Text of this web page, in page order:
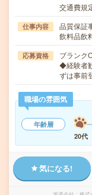
交通費規
仕事内容
品質保証
飲料品飲
応募資格
ブランク
◆経験者
ずは事前
職場の雰囲気
年齢層
20代
気になる!